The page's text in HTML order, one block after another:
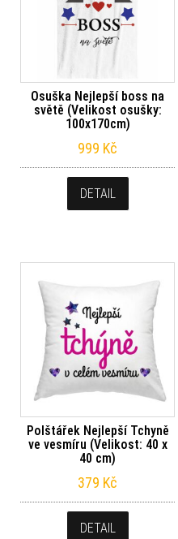
Osuška Nejlepší boss na
světě (Velikost osušky:
100x170cm)
999 Kč
DETAIL
Polštářek Nejlepší Tchyně
ve vesmíru (Velikost: 40 x
40 cm)
379 Kč
DETAIL